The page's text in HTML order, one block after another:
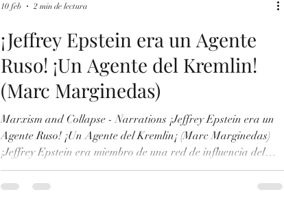
¡Jeffrey Epstein era un Agente
Ruso! ¡Un Agente del Kremlin!
(Marc Marginedas)
Marxism and Collapse - Narrations ¡Jeffrey Epstein era un
Agente Ruso! ¡Un Agente del Kremlin¡ (Marc Marginedas)
¡Jeffrey Epstein era miembro de una red de influencia del
Imperialismo Ruso! -Enlaces (Marc Marginedas) -Jeffrey
Epstein como Agente Ruso (La Conexión Rusa de Epstein)
10 feb 2 min de lectura